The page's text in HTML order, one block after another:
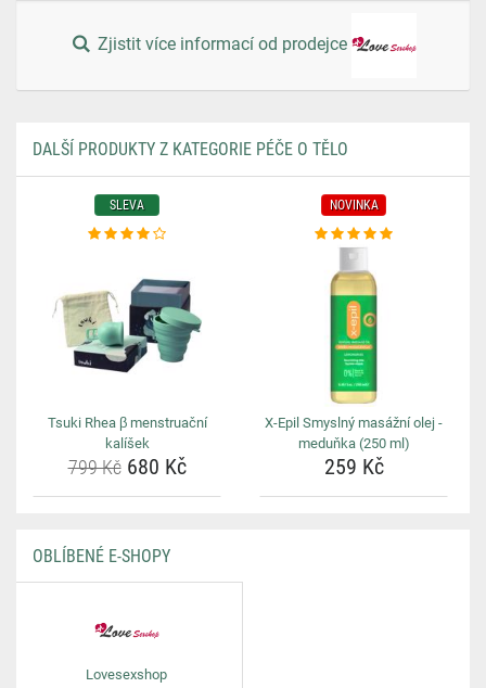
Zjistit více informací od prodejce
DALŠÍ PRODUKTY Z KATEGORIE PÉČE O TĚLO
SLEVA
Tsuki Rhea β menstruační
kalíšek
799 Kč680 Kč
NOVINKA
X-Epil Smyslný masážní olej -
meduňka (250 ml)
259 Kč
OBLÍBENÉ E-SHOPY
Lovesexshop